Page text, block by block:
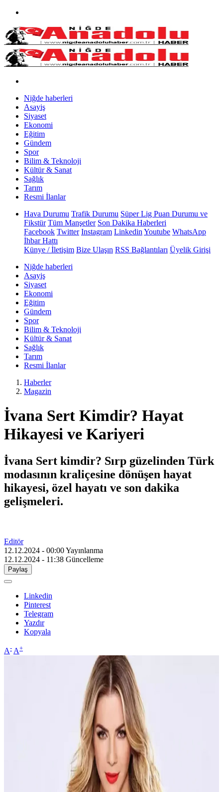
Niğde haberleri
Asayiş
Siyaset
Ekonomi
Eğitim
Gündem
Spor
Bilim & Teknoloji
Kültür & Sanat
Sağlık
Tarım
Resmi İlanlar
Hava Durumu Trafik Durumu Süper Lig Puan Durumu ve
Fikstür Tüm Manşetler Son Dakika Haberleri
Facebook Twitter Instagram Linkedin Youtube WhatsApp
İhbar Hattı
Künye / İletişim Bize Ulaşın RSS Bağlantıları Üyelik Girişi
Niğde haberleri
Asayiş
Siyaset
Ekonomi
Eğitim
Gündem
Spor
Bilim & Teknoloji
Kültür & Sanat
Sağlık
Tarım
Resmi İlanlar
Haberler
Magazin
İvana Sert Kimdir? Hayat
Hikayesi ve Kariyeri
İvana Sert kimdir? Sırp güzelinden Türk
modasının kraliçesine dönüşen hayat
hikayesi, özel hayatı ve son dakika
gelişmeleri.
Editör
12.12.2024 - 00:00Yayınlanma
12.12.2024 - 11:38 Güncelleme
Paylaş
Linkedin
Pinterest
Telegram
Yazdır
Kopyala
A- A+